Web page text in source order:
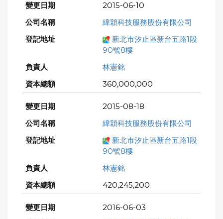
2015-06-10
緯穎科技服務股份有限公司
新北市汐止區新台五路1段
90號8樓
林憲銘
360,000,000
2015-08-18
緯穎科技服務股份有限公司
新北市汐止區新台五路1段
90號8樓
林憲銘
420,245,200
2016-06-03